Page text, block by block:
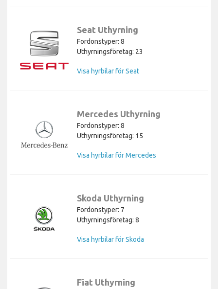
Seat Uthyrning
Fordonstyper: 8
Uthyrningsföretag: 23
Visa hyrbilar för Seat
Mercedes Uthyrning
Fordonstyper: 8
Uthyrningsföretag: 15
Visa hyrbilar för Mercedes
Skoda Uthyrning
Fordonstyper: 7
Uthyrningsföretag: 8
Visa hyrbilar för Skoda
Fiat Uthyrning